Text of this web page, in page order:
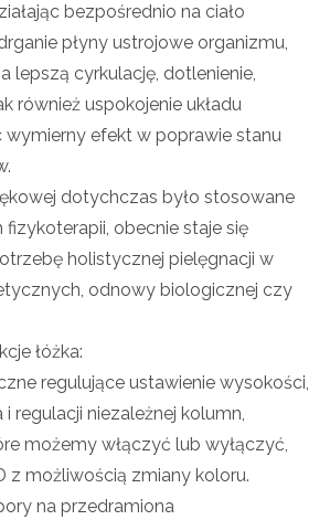
bezpośrednio na ciało
płyny ustrojowe organizmu,
lepszą cyrkulację, dotlenienie,
również uspokojenie układu
wymierny efekt w poprawie stanu
dotychczas było stosowane
obecnie staje się
holistycznej pielęgnacji w
odnowy biologicznej czy
łóżka:
regulujące ustawienie wysokości,
regulacji niezależnej kolumn,
możemy włączyć lub wyłączyć,
z możliwością zmiany koloru.
na przedramiona